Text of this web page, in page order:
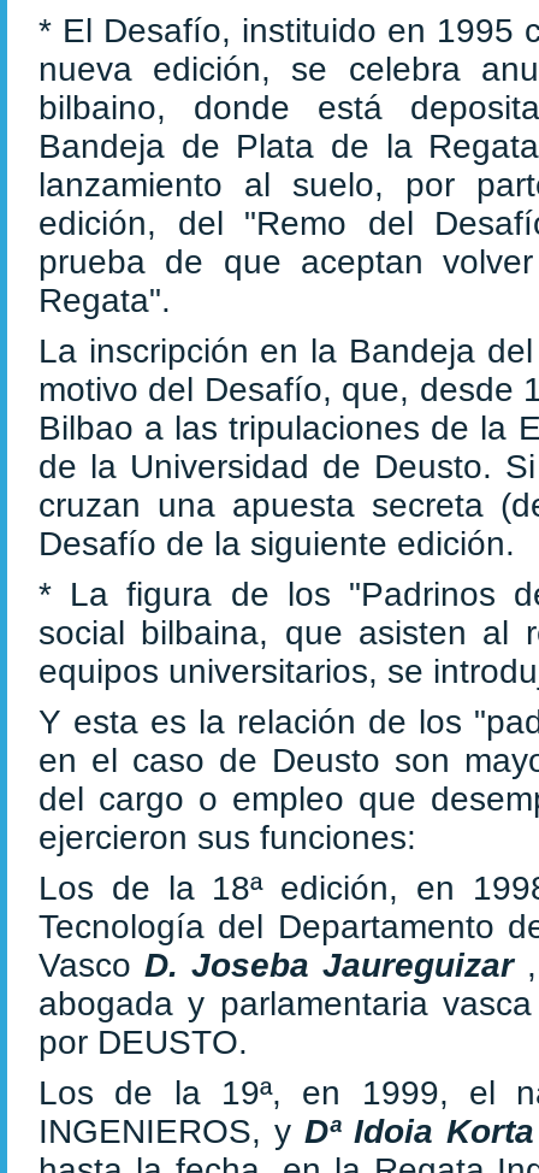
* El Desafío, instituido en 1995
nueva edición, se celebra
bilbaino, donde está
Bandeja de Plata de la
lanzamiento al suelo, por
edición, del "Remo del
prueba de que aceptan
Regata".
La inscripción en la Bandeja
motivo del Desafío, que, desde
Bilbao a las tripulaciones de la
de la Universidad de Deusto.
cruzan una apuesta secreta
Desafío de la siguiente edición.
* La figura de los "Padrinos
social bilbaina, que asisten al
equipos universitarios, se
Y esta es la relación de los
en el caso de Deusto son
del cargo o empleo que
ejercieron sus funciones:
Los de la 18ª edición, en
Tecnología del Departamento
VascoD. Joseba Jaureguizar
abogada y parlamentaria
por DEUSTO.
Los de la 19ª, en 1999, el
INGENIEROS, y Dª Idoia